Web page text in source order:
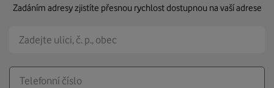
Zadáním adresy zjistíte přesnou rychlost dostupnou na vaší adrese